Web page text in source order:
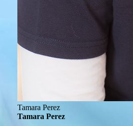
Tamara Perez
Tamara Perez